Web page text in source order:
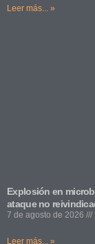
Leer más... »
Explosión en
ataque no
7 de agosto de 2026
Leer más... »